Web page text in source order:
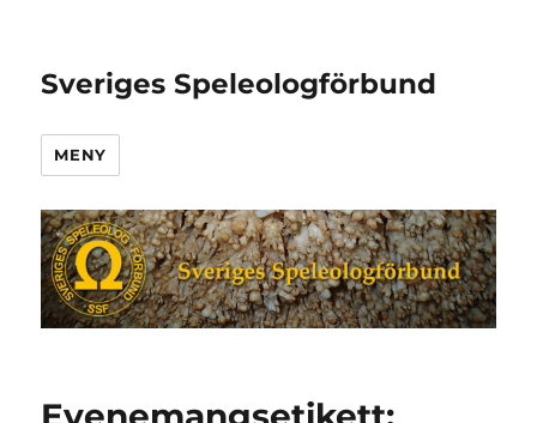
Sveriges Speleologförbund
MENY